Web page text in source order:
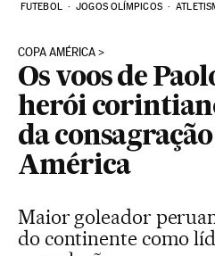
FUTEBOL JOGOS OLÍMPICOS
COPA AMÉRICA
Os voos de
herói
da
América
Maior goleador
do continente como